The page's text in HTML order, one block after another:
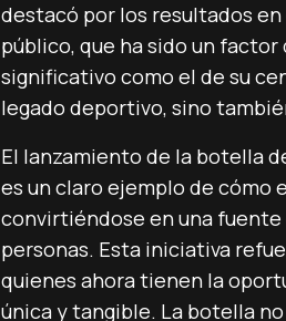
destacó por los resultados
público, que ha sido un
significativo como el de su
legado deportivo, sino
El lanzamiento de la botella
es un claro ejemplo de cómo
convirtiéndose en una
personas. Esta iniciativa
quienes ahora tienen la
única y tangible. La botella